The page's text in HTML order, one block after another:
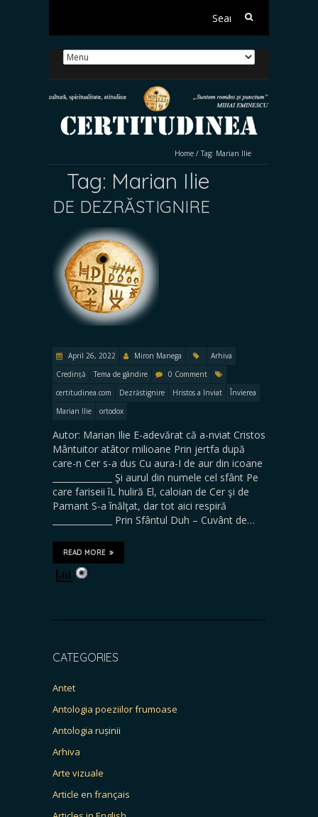
Search
Home / Tag: Marian Ilie
Tag: Marian Ilie
DE DEZRĂSTIGNIRE
April 26, 2022 Miron Manega
Arhiva
Credință
Tema de gândire
0 Comment
certitudinea.com
Dezrăstignire Hristos a înviat
Învierea
Marian Ilie
ortodox
Autor: Marian Ilie E-adevărat că a-nviat Cristos
Mântuitor atâtor milioane Prin jertfa după
care-n Cer s-a dus Cu aura-I de aur din icoane
______________ Şi aurul din numele cel sfânt Pe
care fariseii îL huliră El, caloian de Cer şi de
Pamant S-a înălţat, dar tot aici respiră
______________ Prin Sfântul Duh – Cuvânt de…
READ MORE
CATEGORIES
Antet
Antologia poeziilor frumoase
Antologia rușinii
Arhiva
Arte vizuale
Article en français